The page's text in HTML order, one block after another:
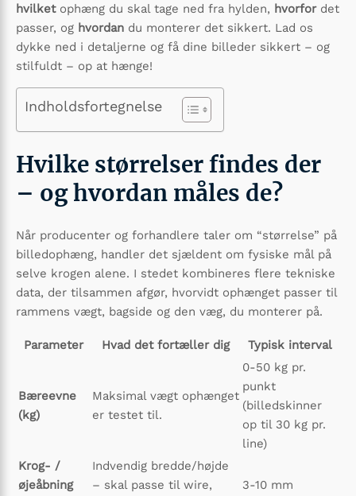
hvilketophæng du skal tage ned fra hylden, hvorfordet
passer, og hvordan du monterer det sikkert. Lad os
dykke ned i detaljerne og få dine billeder sikkert – og
stilfuldt – op at hænge!
Indholdsfortegnelse
Hvilke størrelser findes der
– og hvordan måles de?
Når producenter og forhandlere taler om “størrelse” på
billedophæng, handler det sjældent om fysiske mål på
selve krogen alene. I stedet kombineres flere tekniske
data, der tilsammen afgør, hvorvidt ophænget passer til
rammens vægt, bagside og den væg, du monterer på.
Parameter Hvad det fortæller dig Typisk interval
Bæreevne
(kg)
Maksimal vægt ophænget
er testet til.
0-50 kg pr.
punkt
(billedskinner
op til 30 kg pr.
line)
Krog- /
øjeåbning
Indvendig bredde/højde
– skal passe til wire,
3-10 mm